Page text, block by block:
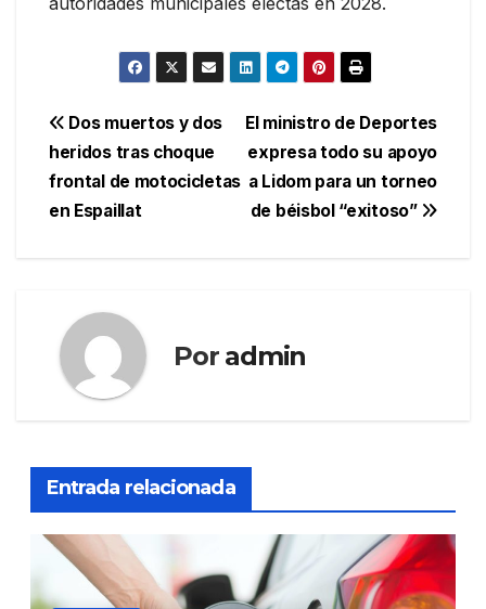
Navegación
de
entradas
El ministro de Deportes
expresa todo su apoyo
a Lidom para un torneo
de béisbol “exitoso”
Dos muertos y dos
heridos tras choque
frontal de motocicletas
en Espaillat
Por admin
Entrada relacionada